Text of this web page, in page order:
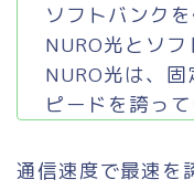
ソフトバンク
NURO光とソフ
NURO光は、
ピードを誇っ
通信速度で最速を